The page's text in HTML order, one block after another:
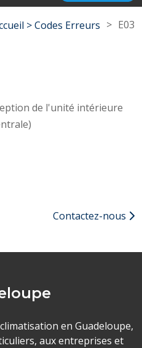
>Codes Erreurs > E03
de l'unité intérieure
Contactez-nous
en Guadeloupe,
aux entreprises et